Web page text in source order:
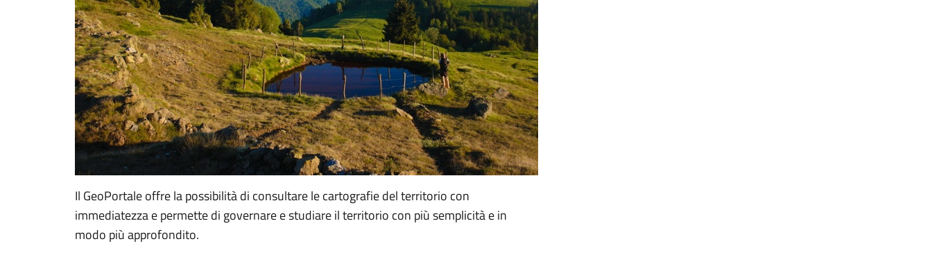
Il GeoPortale offre la possibilità di consultare le cartografie del territorio con
immediatezza e permette di governare e studiare il territorio con più semplicità e in
modo più approfondito.